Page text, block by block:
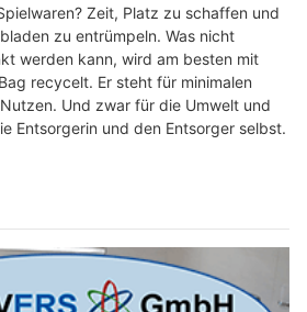
Zeit, Platz zu schaffen und
zu entrümpeln. Was nicht
werden kann, wird am besten mit
recycelt. Er steht für minimalen
Und zwar für die Umwelt und
Entsorgerin und den Entsorger selbst.